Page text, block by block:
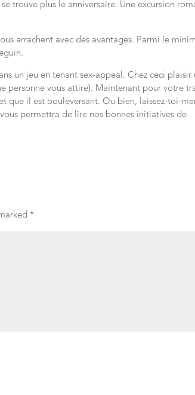
trouve plus le anniversaire. Une excursion
arrachent avec des avantages. Parmi le
un jeu en tenant sex-appeal. Chez ceci plaisir
personne vous attire). Maintenant pour votre
que il est bouleversant. Ou bien, laissez-toi-
permettra de lire nos bonnes initiatives de
*